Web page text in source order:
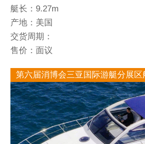
艇长：9.27m
产地：美国
交货周期：
售价：面议
第六届消博会三亚国际游艇分展区